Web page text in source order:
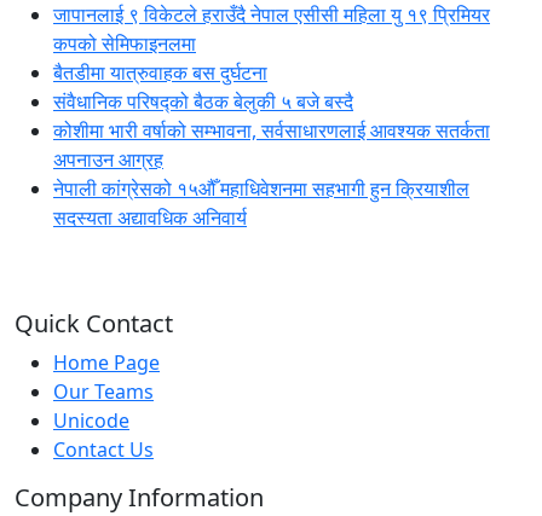
जापानलाई ९ विकेटले हराउँदै नेपाल एसीसी महिला यु १९ प्रिमियर
कपको सेमिफाइनलमा
बैतडीमा यात्रुवाहक बस दुर्घटना
संवैधानिक परिषद्को बैठक बेलुकी ५ बजे बस्दै
कोशीमा भारी वर्षाको सम्भावना, सर्वसाधारणलाई आवश्यक सतर्कता
अपनाउन आग्रह
नेपाली कांग्रेसको १५औँ महाधिवेशनमा सहभागी हुन क्रियाशील
सदस्यता अद्यावधिक अनिवार्य
Quick Contact
Home Page
Our Teams
Unicode
Contact Us
Company Information